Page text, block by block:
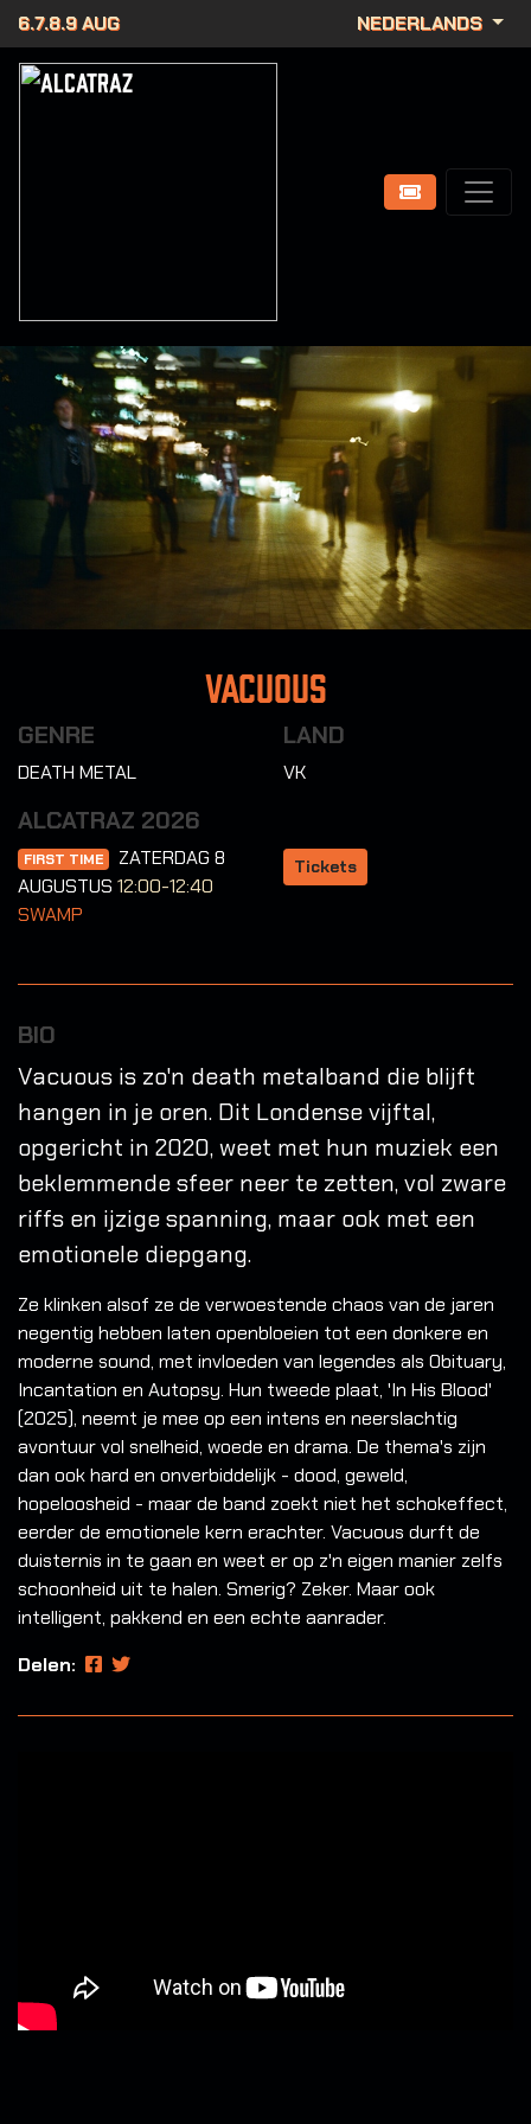
6.7.8.9 AUG NEDERLANDS
Vacuous
GENRE
DEATH METAL
LAND
VK
ALCATRAZ 2026
FIRST TIME
ZATERDAG 8
AUGUSTUS 12:00-12:40
SWAMP
Tickets
BIO
Vacuous is zo'n death metalband die blijft
hangen in je oren. Dit Londense vijftal,
opgericht in 2020, weet met hun muziek een
beklemmende sfeer neer te zetten, vol zware
riffs en ijzige spanning, maar ook met een
emotionele diepgang.
Ze klinken alsof ze de verwoestende chaos van de jaren
negentig hebben laten openbloeien tot een donkere en
moderne sound, met invloeden van legendes als Obituary,
Incantation en Autopsy. Hun tweede plaat, 'In His Blood'
(2025), neemt je mee op een intens en neerslachtig
avontuur vol snelheid, woede en drama. De thema's zijn
dan ook hard en onverbiddelijk - dood, geweld,
hopeloosheid - maar de band zoekt niet het schokeffect,
eerder de emotionele kern erachter. Vacuous durft de
duisternis in te gaan en weet er op z'n eigen manier zelfs
schoonheid uit te halen. Smerig? Zeker. Maar ook
intelligent, pakkend en een echte aanrader.
Delen: